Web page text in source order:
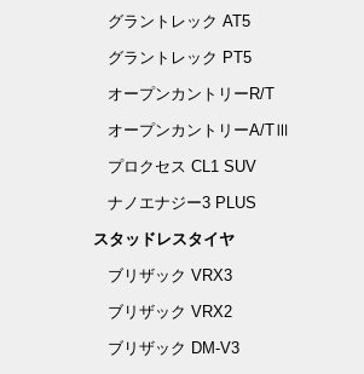
グラントレック AT5
グラントレック PT5
オープンカントリーR/T
オープンカントリーA/TⅢ
プロクセス CL1 SUV
ナノエナジー3 PLUS
スタッドレスタイヤ
ブリザック VRX3
ブリザック VRX2
ブリザック DM-V3